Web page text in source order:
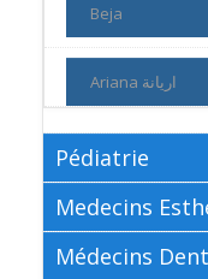
Beja
Ariana اريانة
Pédiatrie